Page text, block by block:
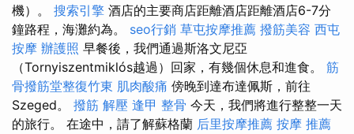
機）。 搜索引擎 酒店的主要商店距離酒店距離酒店6-7分
鐘路程，海灘約為。 seo行銷 草屯按摩推薦 撥筋美容 西屯
按摩 辦護照 早餐後，我們通過斯洛文尼亞
（Tornyiszentmiklós越過）回家，有幾個休息和進食。 筋
骨撥筋堂整復竹東 肌肉酸痛 傍晚到達布達佩斯，前往
Szeged。 撥筋 解壓 逢甲 整骨 今天，我們將進行整整一天
的旅行。 在途中，請了解蘇格蘭 后里按摩推薦 按摩 推薦